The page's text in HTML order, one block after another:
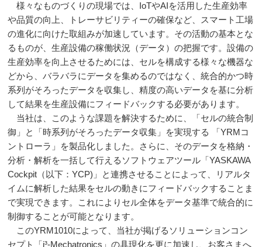
様々なものづくりの現場では、IoTやAIを活用した生産効率
や品質の向上、トレーサビリティーの確保など、スマート工場
の進化に向けた取組みが加速しています。その活動の基本とな
るものが、生産設備の稼働状況（データ）の把握です。設備の
生産効率を向上させるためには、セルを構成する様々な機器な
どから、バラバラにデータを集めるのではなく、統合的かつ時
系列がそろったデータを収集し、精度の高いデータを基に分析
して結果を生産設備にフィードバックする必要があります。
当社は、このような課題を解決するために、「セルの統合制
御」と「時系列がそろったデータ収集」を実現する 「YRMコ
ントローラ」を製品化しました。さらに、そのデータを格納・
分析・解析を一括して行えるソフトウェアツール「YASKAWA
Cockpit（以下：YCP)」と連携させることによって、リアルタ
イムに解析した結果をセルの動きにフィードバックすることま
で実現できます。これによりセル全体をデータ基準で統合的に
制御することが可能となります。
このYRM1010によって、当社が掲げるソリューションコン
セプト「i³-Mechatronics」の具現化を更に加速し、お客さまへ